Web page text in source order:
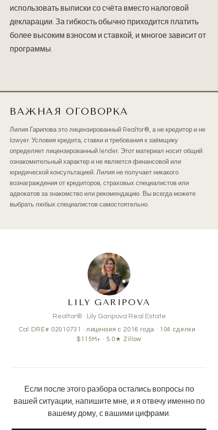
использовать выписки со счёта вместо налоговой
декларации. За гибкость обычно приходится платить
более высоким взносом и ставкой, и многое зависит от
программы.
ВАЖНАЯ ОГОВОРКА
Лилия Гарипова это лицензированный Realtor®, а не кредитор и не
lawyer. Условия кредита, ставки и требования к заёмщику
определяет лицензированный lender. Этот материал носит общий
ознакомительный характер и не является финансовой или
юридической консультацией. Лилия не получает никакого
вознаграждения от кредиторов, страховых специалистов или
адвокатов за знакомство или рекомендацию. Вы всегда можете
выбрать любых специалистов самостоятельно.
LILY GARIPOVA
Realtor® · Lily Garipova Real Estate
Cal DRE# 02010731 · лицензия с 2016 года · 104 сделки ·
$115M+ · 5.0★ Zillow
Если после этого разбора остались вопросы по
вашей ситуации, напишите мне, и я отвечу именно по
вашему дому, с вашими цифрами.